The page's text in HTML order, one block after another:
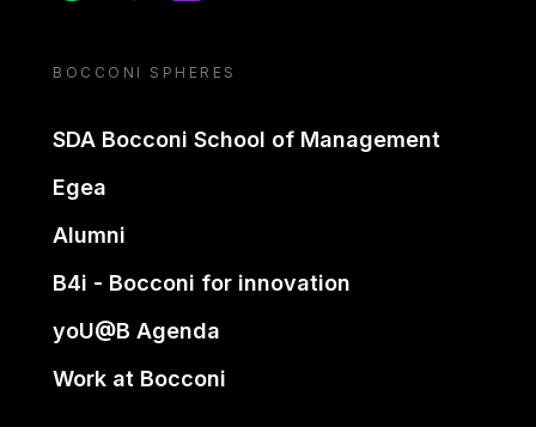
BOCCONI SPHERES
SDA Bocconi School of Management
Egea
Alumni
B4i - Bocconi for innovation
yoU@B Agenda
Work at Bocconi